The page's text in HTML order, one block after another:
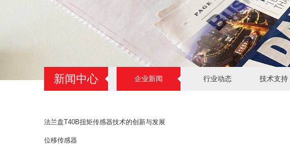
新闻中心 企业新闻 行业动态 技术支持
法兰盘T40B扭矩传感器技术的创新与发展
位移传感器